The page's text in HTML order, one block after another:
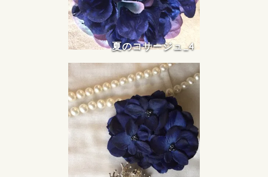
夏のコサージュ_4